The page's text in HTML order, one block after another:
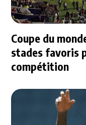
Coupe du
stades favoris
compétition